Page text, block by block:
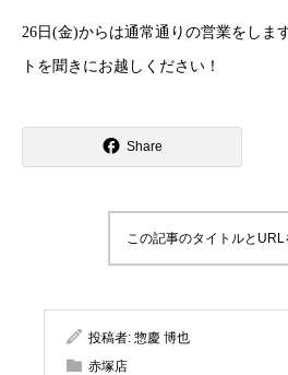
26 日 (金)からは通常通りの営業をしま
トを聞きにお越しください！
Share
この記事のタイトルと
投稿者: 惣慶 博也
赤塚店